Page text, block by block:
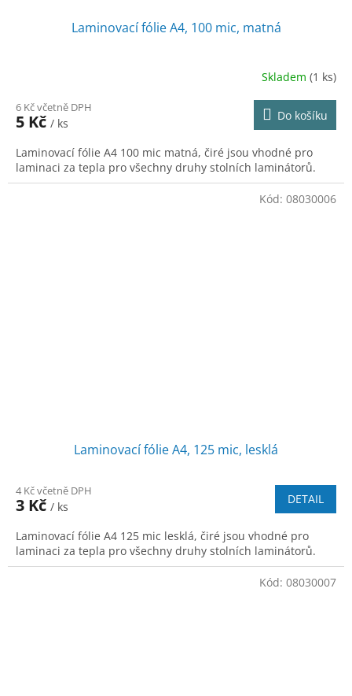
Laminovací fólie A4, 100 mic, matná
Skladem (1 ks)
6 Kč včetně DPH
5 Kč / ks
Do košíku
Laminovací fólie A4 100 mic matná, čiré jsou vhodné pro
laminaci za tepla pro všechny druhy stolních laminátorů.
Laminovací fólie A4, 125 mic, lesklá
4 Kč včetně DPH
3 Kč / ks
DETAIL
Laminovací fólie A4 125 mic lesklá, čiré jsou vhodné pro
laminaci za tepla pro všechny druhy stolních laminátorů.
Kód: 08030006
Kód: 08030007